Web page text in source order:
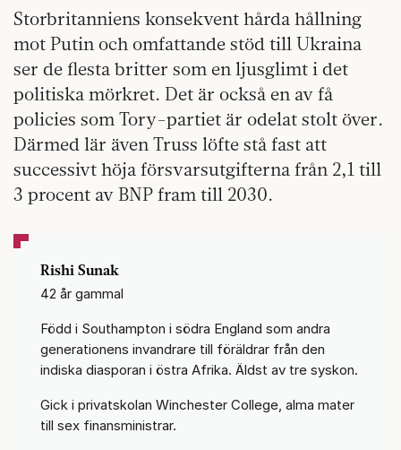
Storbritanniens konsekvent hårda hållning
mot Putin och omfattande stöd till Ukraina
ser de flesta britter som en ljusglimt i det
politiska mörkret. Det är också en av få
policies som Tory-partiet är odelat stolt över.
Därmed lär även Truss löfte stå fast att
successivt höja försvarsutgifterna från 2,1 till
3 procent av BNP fram till 2030.
Rishi Sunak
42 år gammal
Född i Southampton i södra England som andra
generationens invandrare till föräldrar från den
indiska diasporan i östra Afrika. Äldst av tre syskon.
Gick i privatskolan Winchester College, alma mater
till sex finansministrar.